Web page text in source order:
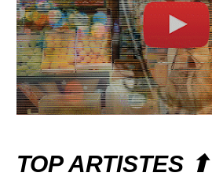
TOP ARTISTES